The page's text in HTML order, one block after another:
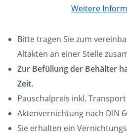
Weitere
Bitte tragen Sie zum
Altakten an einer Stelle
Zur Befüllung der Behälter
Zeit.
Pauschalpreis inkl.
Aktenvernichtung nach DIN
Sie erhalten ein